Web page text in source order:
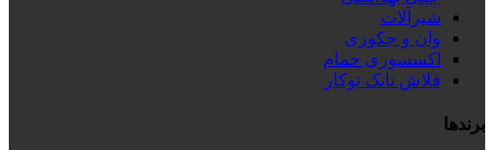
شیرآلات
وان و جکوزی
اکسسوری حمام
فلاش تانک توکار
برندها